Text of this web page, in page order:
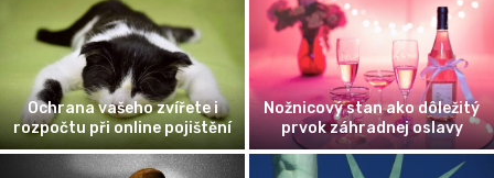
Ochrana vašeho zvířete i
rozpočtu při online pojištění
Nožnicový stan ako dôležitý
prvok záhradnej oslavy